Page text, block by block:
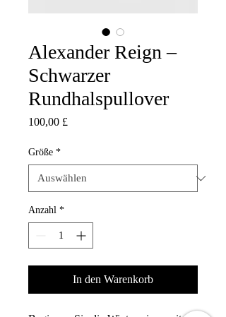
Alexander Reign –
Schwarzer
Rundhalspullover
100,00 £
Größe *
Anzahl *
In den Warenkorb